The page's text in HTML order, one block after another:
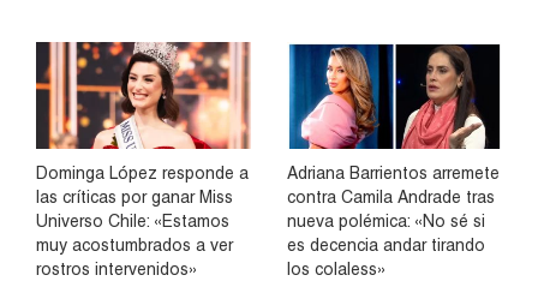
Dominga López responde a
las críticas por ganar Miss
Universo Chile: «Estamos
muy acostumbrados a ver
rostros intervenidos»
Adriana Barrientos arremete
contra Camila Andrade tras
nueva polémica: «No sé si
es decencia andar tirando
los colaless»